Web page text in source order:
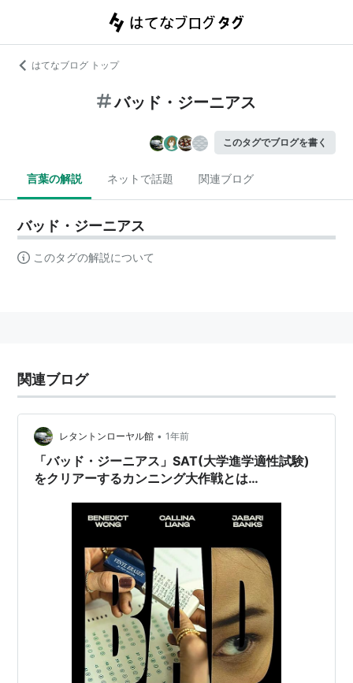
はてなブログ トップ
バッド・ジーニアス
このタグでブログを書く
言葉の解説 ネットで話題 関連ブログ
バッド・ジーニアス
このタグの解説について
関連ブログ
レタントンローヤル館 • 1年前
「バッド・ジーニアス」SAT(大学進学適性試験)
をクリアーするカンニング大作戦とは…